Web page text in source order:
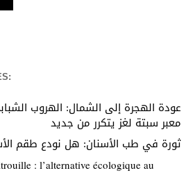
عودة الهجرة إلى الشمال: الهروب
معبر سبتة لغز يتكرر من جديد
ثورة في طب الأسنان: هل نودع طقم
: l’alternative écologique au